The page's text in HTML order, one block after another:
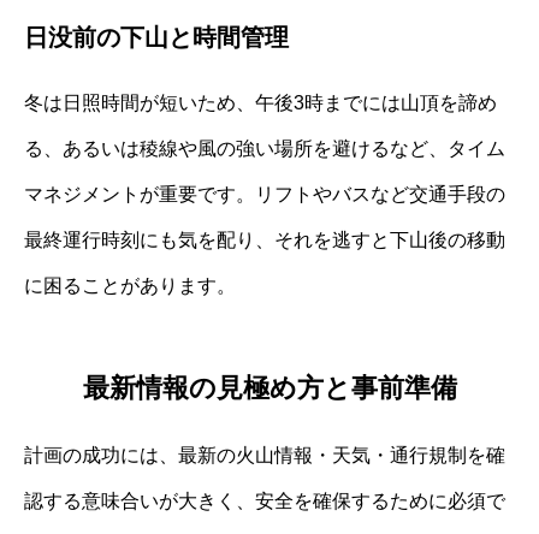
日没前の下山と時間管理
冬は日照時間が短いため、午後3時までには山頂を諦め
る、あるいは稜線や風の強い場所を避けるなど、タイム
マネジメントが重要です。リフトやバスなど交通手段の
最終運行時刻にも気を配り、それを逃すと下山後の移動
に困ることがあります。
最新情報の見極め方と事前準備
計画の成功には、最新の火山情報・天気・通行規制を確
認する意味合いが大きく、安全を確保するために必須で